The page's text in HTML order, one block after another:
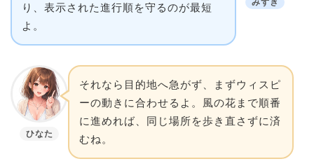
みずき
り、表示された進行順を守るのが最短
よ。
ひなた
それなら目的地へ急がず、まずウィスピ
ーの動きに合わせるよ。風の花まで順番
に進めれば、同じ場所を歩き直さずに済
むね。